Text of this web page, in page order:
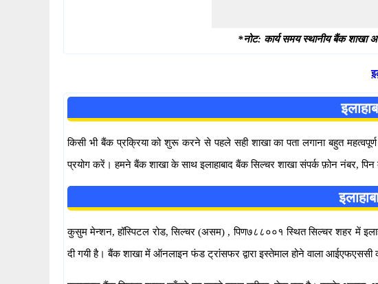
*नोट: कार्य समय स्थानीय बैंक शाखा
किसी भी बैंक प्रक्रिया को शुरू करने से पहले सही शाखा का पता लगाना बहुत
प्रयोग करें। हमने बैंक शाखा के साथ इलाहाबाद बैंक सिल्चर शाखा संपर्क फ़ोन नंबर, पिन
कुसुम मेन्शन, हॉस्पिटल रोड, सिल्चर (असम) , पिण७८८००१ स्थित सिल्चर शहर में
दी गयी है। बैंक शाखा में ऑनलाइन फंड ट्रांसफर द्वारा इस्तेमाल होने वाला